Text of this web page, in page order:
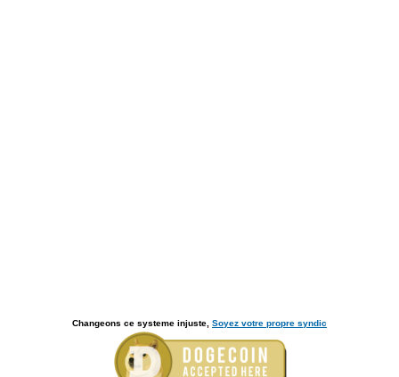
Changeons ce systeme injuste, Soyez votre propre syndic